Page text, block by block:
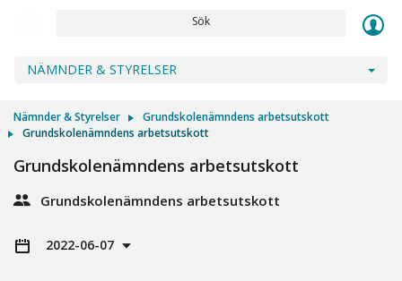
Sök
NÄMNDER & STYRELSER
Nämnder & Styrelser
Grundskolenämndens arbetsutskott
Grundskolenämndens arbetsutskott
Grundskolenämndens arbetsutskott
Grundskolenämndens arbetsutskott
2022-06-07